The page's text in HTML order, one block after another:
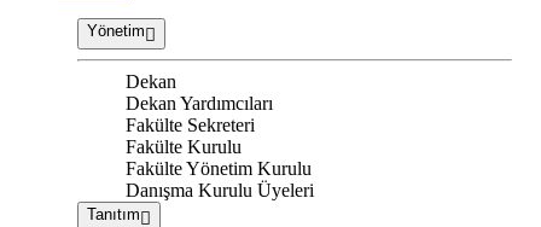
Yönetim
Dekan
Dekan Yardımcıları
Fakülte Sekreteri
Fakülte Kurulu
Fakülte Yönetim Kurulu
Danışma Kurulu Üyeleri
Tanıtım